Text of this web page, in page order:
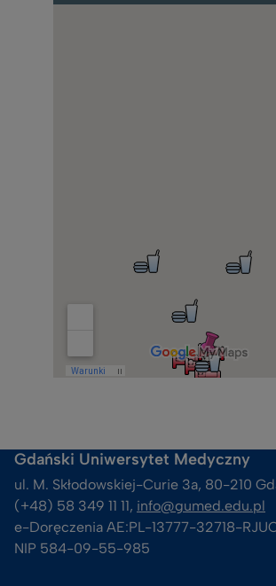
Gdański Uniwersytet Medyczny
ul. M. Skłodowskiej-Curie 3a, 80-210
(+48) 58 349 11 11, info@gumed.edu.pl
e-Doręczenia AE:PL-13777-32718-
NIP 584-09-55-985